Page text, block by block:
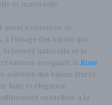
et matérielle.
aussi s’entourer de
l’image des bijoux qui
, la beauté naturelle et le
créations évoquant laRose
subtiles des bijoux Harry
luxe et élégance,
contribue à la